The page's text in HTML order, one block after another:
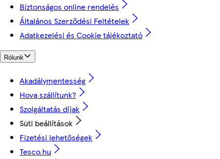
Biztonságos online rendelés
Általános Szerződési Feltételek
Adatkezelési és Cookie tájékoztató
Rólunk
Akadálymentesség
Hova szállítunk?
Szolgáltatás díjak
Süti beállítások
Fizetési lehetőségek
Tesco.hu